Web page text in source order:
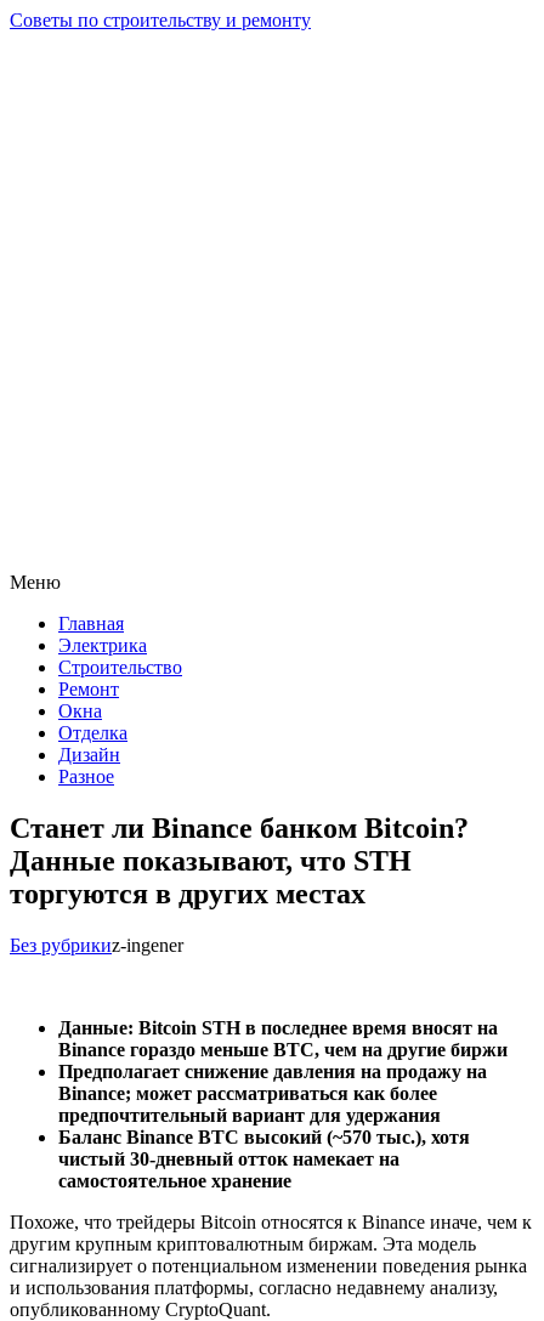
Советы по строительству и ремонту
Меню
Главная
Электрика
Строительство
Ремонт
Окна
Отделка
Дизайн
Разное
Станет ли Binance банком Bitcoin?
Данные показывают, что STH
торгуются в других местах
Без рубрикиz-ingener
Данные: Bitcoin STH в последнее время вносят на
Binance гораздо меньше BTC, чем на другие биржи
Предполагает снижение давления на продажу на
Binance; может рассматриваться как более
предпочтительный вариант для удержания
Баланс Binance BTC высокий (~570 тыс.), хотя
чистый 30-дневный отток намекает на
самостоятельное хранение
Похоже, что трейдеры Bitcoin относятся к Binance иначе, чем к
другим крупным криптовалютным биржам. Эта модель
сигнализирует о потенциальном изменении поведения рынка
и использования платформы, согласно недавнему анализу,
опубликованному CryptoQuant.